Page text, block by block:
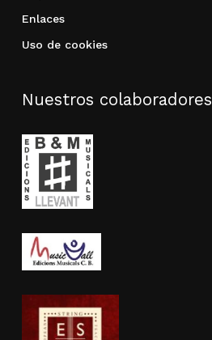
Enlaces
Uso de cookies
Nuestros colaboradores